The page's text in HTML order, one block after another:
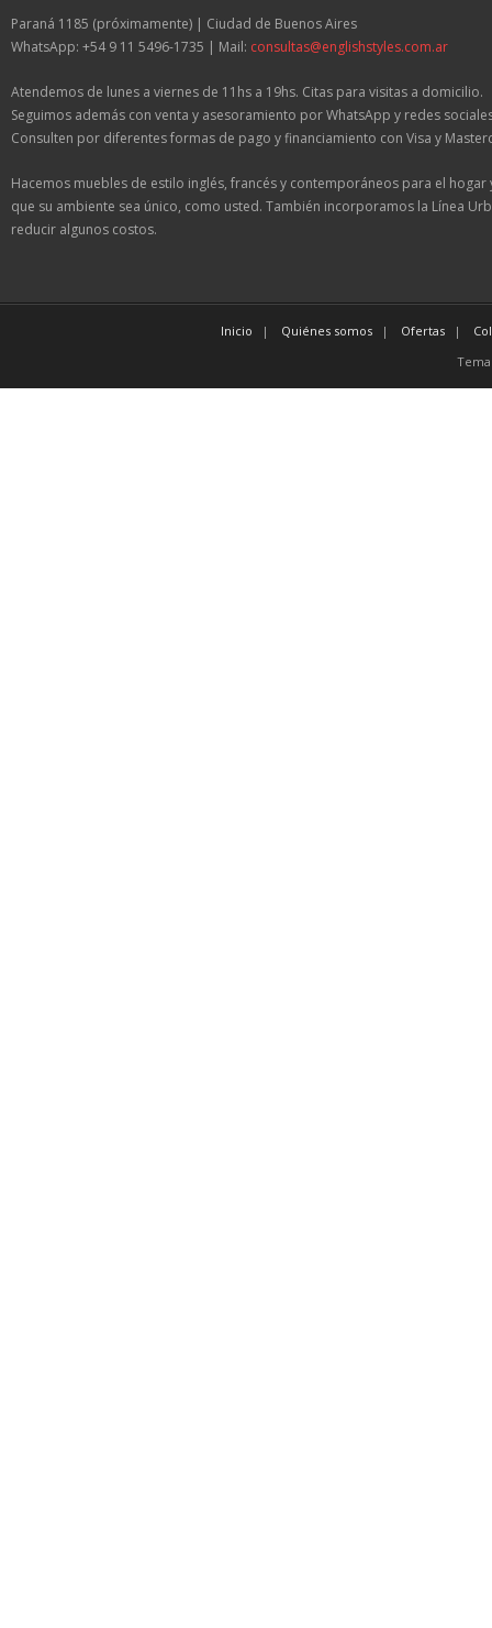
Paraná 1185 (próximamente) | Ciudad de Buenos Aires
WhatsApp: +54 9 11 5496-1735 | Mail: consultas@englishstyles.com.ar
Atendemos de lunes a viernes de 11hs a 19hs. Citas para visitas a domicilio.
Seguimos además con venta y asesoramiento por WhatsApp y redes
Consulten por diferentes formas de pago y financiamiento con Visa y
Hacemos muebles de estilo inglés, francés y contemporáneos para el
que su ambiente sea único, como usted. También incorporamos la Línea
reducir algunos costos.
Inicio Quiénes somos Ofertas